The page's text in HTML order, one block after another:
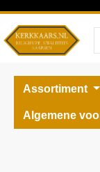
Assortiment
Algemene